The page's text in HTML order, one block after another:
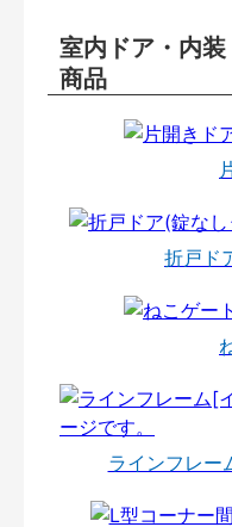
室内ドア・内
商品
折戸ド
ラインフレー